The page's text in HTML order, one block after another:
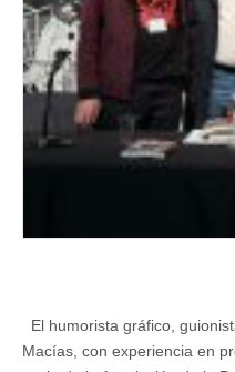
19º
Cómic
de
Huelva
El humorista gráfico,
Macías, con experiencia en